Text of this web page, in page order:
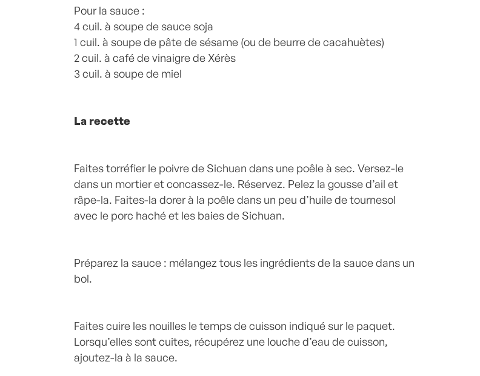
Pour la sauce :
4 cuil. à soupe de sauce soja
1 cuil. à soupe de pâte de sésame (ou de beurre de cacahuètes)
2 cuil. à café de vinaigre de Xérès
3 cuil. à soupe de miel
La recette
Faites torréfier le poivre de Sichuan dans une poêle à sec. Versez-le
dans un mortier et concassez-le. Réservez. Pelez la gousse d’ail et
râpe-la. Faites-la dorer à la poêle dans un peu d’huile de tournesol
avec le porc haché et les baies de Sichuan.
Préparez la sauce : mélangez tous les ingrédients de la sauce dans un
bol.
Faites cuire les nouilles le temps de cuisson indiqué sur le paquet.
Lorsqu’elles sont cuites, récupérez une louche d’eau de cuisson,
ajoutez-la à la sauce.